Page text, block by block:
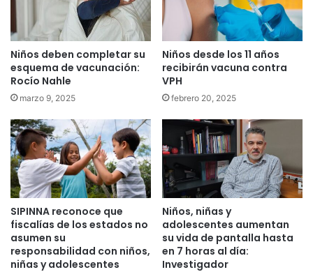
Niños deben completar su
esquema de vacunación:
Rocío Nahle
marzo 9, 2025
Niños desde los 11 años
recibirán vacuna contra
VPH
febrero 20, 2025
SIPINNA reconoce que
fiscalías de los estados no
asumen su
responsabilidad con niños,
niñas y adolescentes
Niños, niñas y
adolescentes aumentan
su vida de pantalla hasta
en 7 horas al día:
Investigador